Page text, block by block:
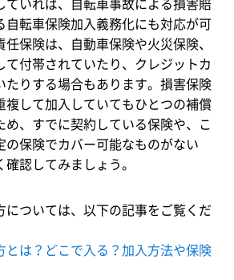
ていれば、自転車事故による損害賠
自転車保険加入義務化にも対応が可
保険は、自動車保険や火災保険、
て付帯されていたり、クレジットカ
たりする場合もあります。損害保険
複して加入していてもひとつの補償
め、すでに契約している保険や、こ
の保険でカバー可能なものがない
認してみましょう。
については、以下の記事をご覧くだ
とは？どこで入る？加入方法や保険